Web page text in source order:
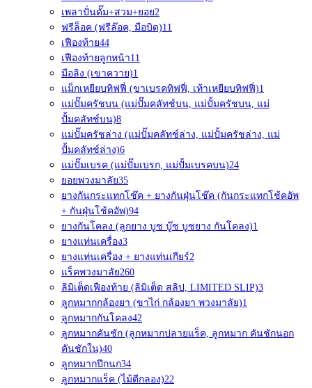
เพลาปั่นดั๊ม+สวม+ยอย2
ฟรีล็อค (ฟรีล๊อค, มือบิด)11
เฟืองท้าย44
เฟืองท้ายลูกหน้า11
มือลิง (เขาควาย)1
แม็กเหยียบทิฟฟี่ (ขาเบรคทิฟฟี่, เท้าเหยียบทิฟฟี่)1
แม่ปั๊มครัชบน (แม่ปั๊มคลัทช์บน, แม่ปั้มครัชบน, แม่
ปั้มคลัทช์บน)8
แม่ปั๊มครัชล่าง (แม่ปั๊มคลัทช์ล่าง, แม่ปั้มครัชล่าง, แม่
ปั้มคลัทช์ล่าง)6
แม่ปั๊มเบรค (แม่ปั๊มเบรก, แม่ปั้มเบรคบน)24
ยอยพวงมาลัย35
ยางกันกระแทกโช๊ค + ยางกันฝุ่นโช๊ค (กันกระแทกโช้คอัพ
+ กันฝุ่นโช้คอัพ)94
ยางกันโคลง (ลูกยาง บูช บู๊ช บูชยาง กันโคลง)1
ยางแท่นเครื่อง3
ยางแท่นเครื่อง + ยางแท่นเกียร์2
แร็คพวงมาลัย260
ลิมิเต็ดเฟืองท้าย (ลิมิเต็ด สลิป, LIMITED SLIP)3
ลูกหมากกล้องยา (ขาไก่ กล้องยา พวงมาลัย)1
ลูกหมากกันโคลง42
ลูกหมากคันชัก (ลูกหมากปลายแร็ค, ลูกหมาก คันชักนอก
คันชักใน)40
ลูกหมากปีกนก34
ลูกหมากแร็ค (ไม้ตีกลอง)22